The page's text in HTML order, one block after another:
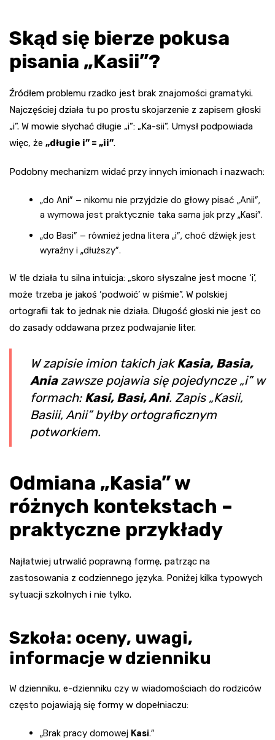
Skąd się bierze pokusa
pisania „Kasii”?
Źródłem problemu rzadko jest brak znajomości gramatyki.
Najczęściej działa tu po prostu skojarzenie z zapisem głoski
„i”. W mowie słychać długie „i”: „Ka-sii”. Umysł podpowiada
więc, że „długie i” = „ii”.
Podobny mechanizm widać przy innych imionach i nazwach:
„do Ani” – nikomu nie przyjdzie do głowy pisać „Anii”,
a wymowa jest praktycznie taka sama jak przy „Kasi”.
„do Basi” – również jedna litera „i”, choć dźwięk jest
wyraźny i „dłuższy”.
W tle działa tu silna intuicja: „skoro słyszalne jest mocne ‘i’,
może trzeba je jakoś ‘podwoić’ w piśmie”. W polskiej
ortografii tak to jednak nie działa. Długość głoski nie jest co
do zasady oddawana przez podwajanie liter.
W zapisie imion takich jakKasia, Basia,
Aniazawsze pojawia się pojedyncze „i” w
formach: Kasi, Basi, Ani. Zapis „Kasii,
Basiii, Anii” byłby ortograficznym
potworkiem.
Odmiana „Kasia” w
różnych kontekstach –
praktyczne przykłady
Najłatwiej utrwalić poprawną formę, patrząc na
zastosowania z codziennego języka. Poniżej kilka typowych
sytuacji szkolnych i nie tylko.
Szkoła: oceny, uwagi,
informacje w dzienniku
W dzienniku, e-dzienniku czy w wiadomościach do rodziców
często pojawiają się formy w dopełniaczu:
„Brak pracy domowej Kasi.”